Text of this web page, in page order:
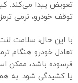
تعویض پیدا می‌کند.
توقف خودرو، نرمی
با این حال، سلامت
تعادل خودرو هنگام
فرسوده باشد، ممکن
یا کشیدگی شود. به